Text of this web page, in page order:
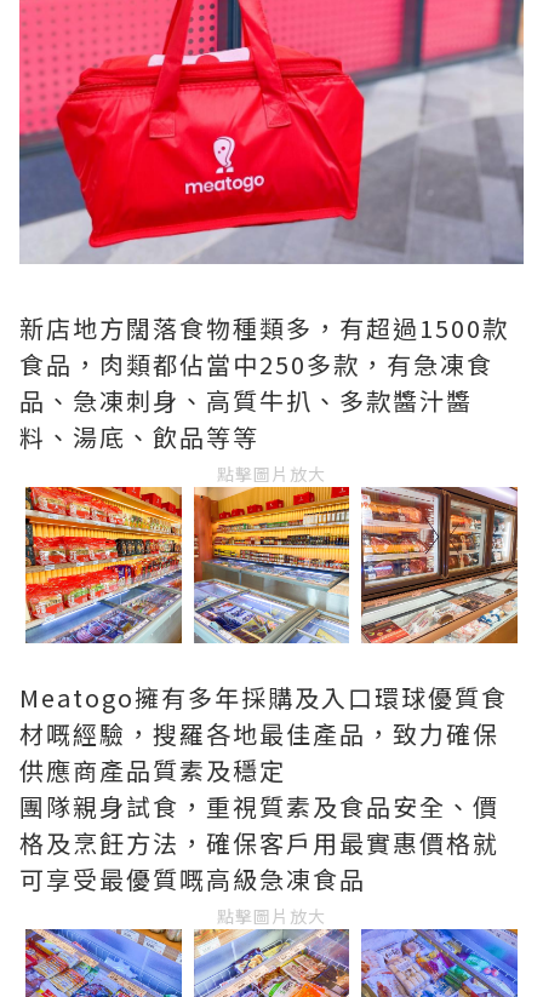
新店地方闊落食物種類多，有超過1500款
食品，肉類都佔當中250多款，有急凍食
品、急凍刺身、高質牛扒、多款醬汁醬
料、湯底、飲品等等
點擊圖片放大
Meatogo擁有多年採購及入口環球優質食
材嘅經驗，搜羅各地最佳產品，致力確保
供應商產品質素及穩定
團隊親身試食，重視質素及食品安全、價
格及烹飪方法，確保客戶用最實惠價格就
可享受最優質嘅高級急凍食品
點擊圖片放大